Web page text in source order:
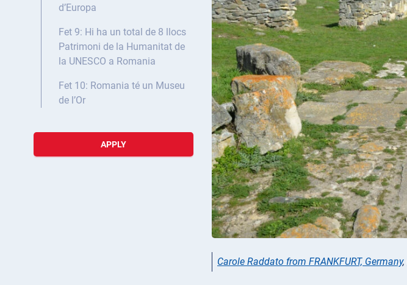
d’Europa
Fet 9: Hi ha un total de 8 llocs
Patrimoni de la Humanitat de
la UNESCO a Romania
Fet 10: Romania té un Museu
de l’Or
APPLY
Carole Raddato from FRANKFURT, Germany,